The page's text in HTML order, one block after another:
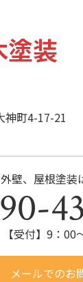
塗装
神町4-17-21
壁、屋根塗装
【受付】9：
メールでのお